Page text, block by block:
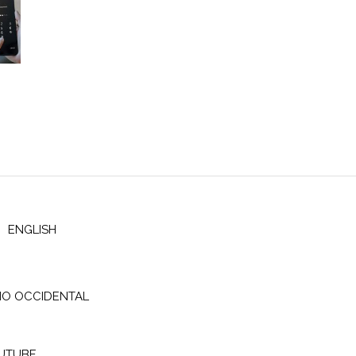
ENGLISH
OCCIDENTAL